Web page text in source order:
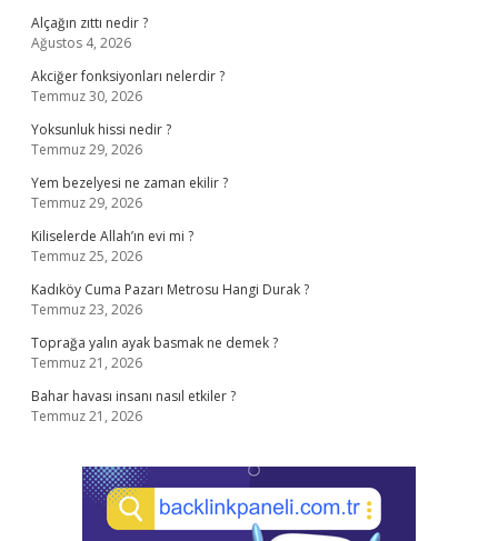
Alçağın zıttı nedir ?
Ağustos 4, 2026
Akciğer fonksiyonları nelerdir ?
Temmuz 30, 2026
Yoksunluk hissi nedir ?
Temmuz 29, 2026
Yem bezelyesi ne zaman ekilir ?
Temmuz 29, 2026
Kiliselerde Allah’ın evi mi ?
Temmuz 25, 2026
Kadıköy Cuma Pazarı Metrosu Hangi Durak ?
Temmuz 23, 2026
Toprağa yalın ayak basmak ne demek ?
Temmuz 21, 2026
Bahar havası insanı nasıl etkiler ?
Temmuz 21, 2026